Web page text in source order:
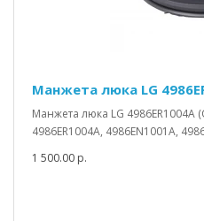
Манжета люка LG
Манжета люка LG
4986ER1004A, 4986EN1001A,
1 500.00 р.